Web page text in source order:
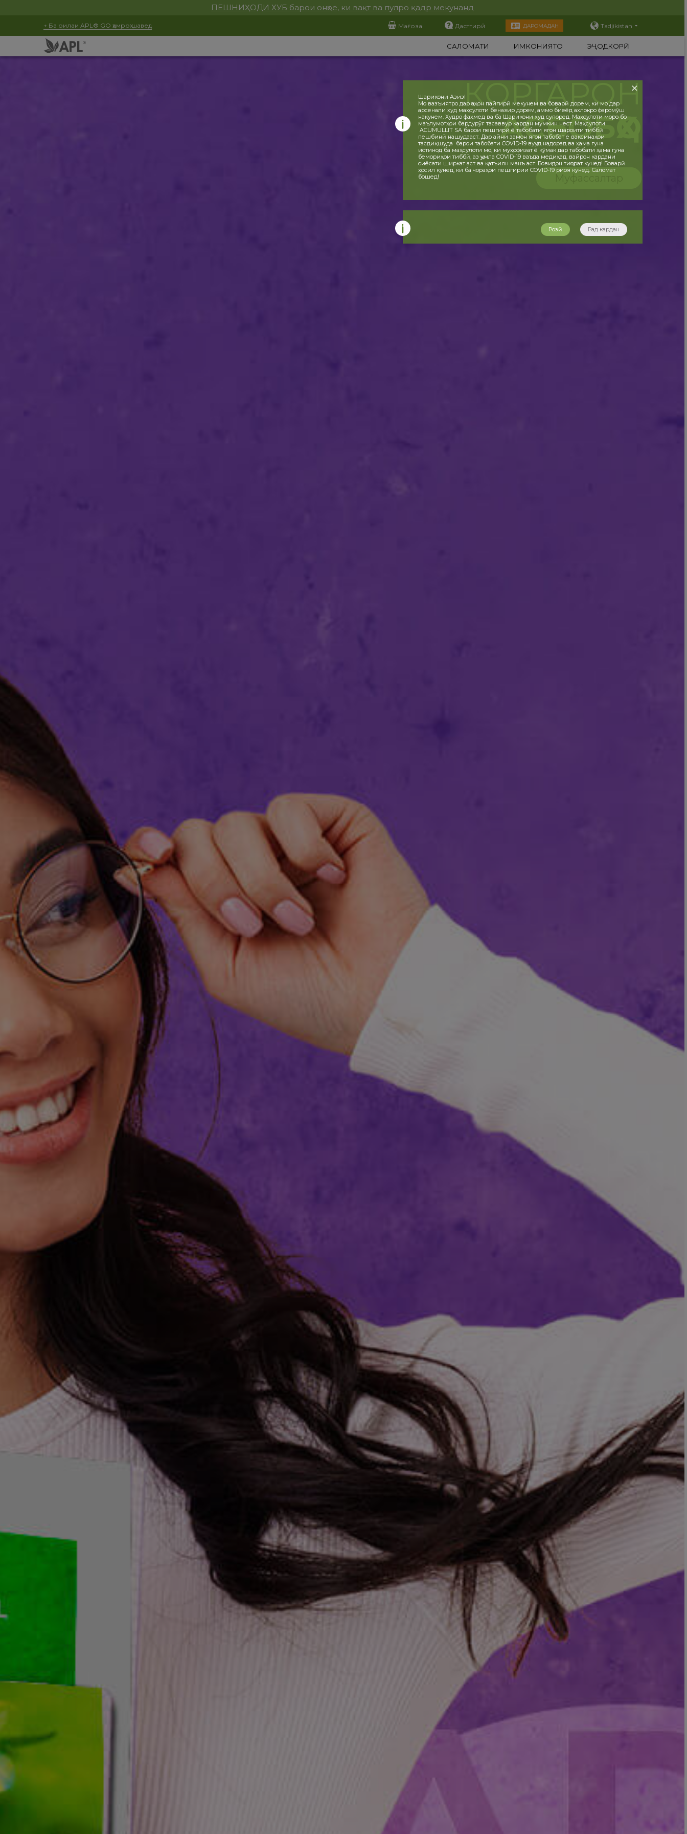
ПЕШНИҲОДИ ХУБ барои онҳое, ки вақт ва пулро қадр мекунанд
+ Ба оилаи APL® GO ҳамроҳ шавед Мағоза Дастгирӣ ДАРОМАДАН Tadjikistan
САЛОМАТИ ИМКОНИЯТҲО ЭҶОДКОРӢ
КОРГАРОН
АСБОБҲО
Шарикони Азиз!
Мо вазъиятро дар ҷаҳон пайгирӣ мекунем ва боварӣ дорем, ки мо дар
арсенали худ маҳсулоти беназир дорем, аммо биеёд ахлоқро фаромӯш
накунем. Худро фаҳмед ва ба Шарикони худ супоред. Маҳсулоти моро бо
маълумотҳои бардурӯғ тасаввур кардан мумкин нест. Маҳсулоти
ACUMULLIT SA барои пешгирӣ ё табобати ягон шароити тиббӣ
пешбинӣ нашудааст. Дар айни замон ягон табобат ё ваксинаҳои
тасдиқшуда барои табобати COVID-19 вуҷуд надорад ва ҳама гуна
истинод ба маҳсулоти мо, ки муҳофизат ё кӯмак дар табобати ҳама гуна
бемориҳои тиббӣ, аз ҷумла COVID-19 ваъда медиҳад, вайрон кардани
сиёсати ширкат аст ва қатъиян манъ аст. Бовиҷдон тиҷорат кунед! Боварӣ
ҳосил кунед, ки ба чораҳои пешгирии COVID-19 риоя кунед. Саломат
бошед!
Розӣ Рад кардан